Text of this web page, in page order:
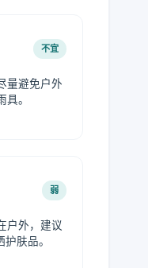
不宜
量避免户外
。
弱
户外，建议
肤品。